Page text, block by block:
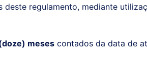
deste regulamento, mediante
meses contados da data de